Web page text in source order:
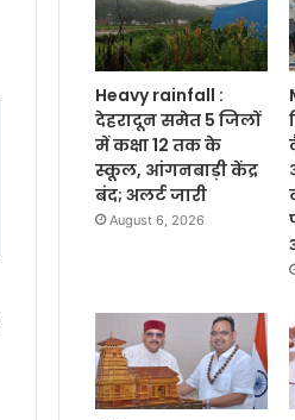
Heavy rainfall :
देहरादून समेत 5 जिलों
में कक्षा 12 तक के
स्कूल, आंगनबाड़ी केंद्र
बंद; अलर्ट जारी
August 6, 2026